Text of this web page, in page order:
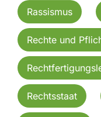
Rassismus
Rechte und
Rechtsstaat